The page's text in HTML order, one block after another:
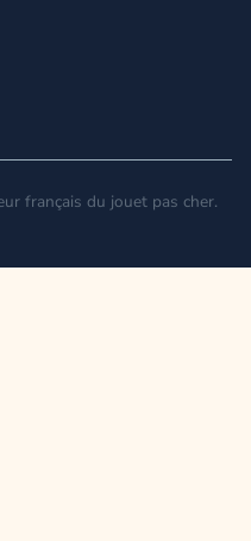
français du jouet pas cher.